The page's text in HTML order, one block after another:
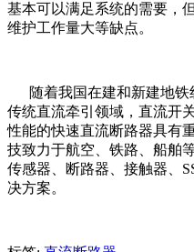
基本可以满足系统的需要，
维护工作量大等缺点。
随着我国在建和新建地铁
传统直流牵引领域，直流开
性能的快速直流断路器具有
技致力于航空、铁路、船舶
传感器、断路器、接触器、
决方案。